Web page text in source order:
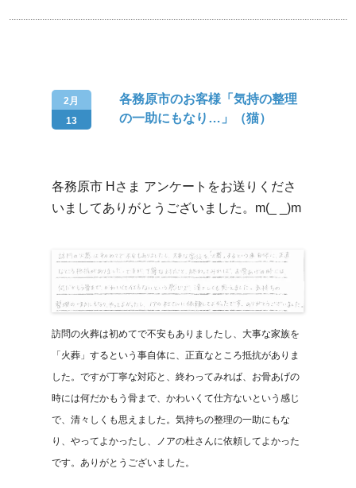
2月
13
各務原市のお客様「気持の整理
の一助にもなり…」（猫）
各務原市 Hさま アンケートをお送りくださ
いましてありがとうございました。m(_ _)m
訪問の火葬は初めてで不安もありましたし、大事な家族を
「火葬」するという事自体に、正直なところ抵抗がありま
した。ですが丁寧な対応と、終わってみれば、お骨あげの
時には何だかもう骨まで、かわいくて仕方ないという感じ
で、清々しくも思えました。気持ちの整理の一助にもな
り、やってよかったし、ノアの杜さんに依頼してよかった
です。ありがとうございました。